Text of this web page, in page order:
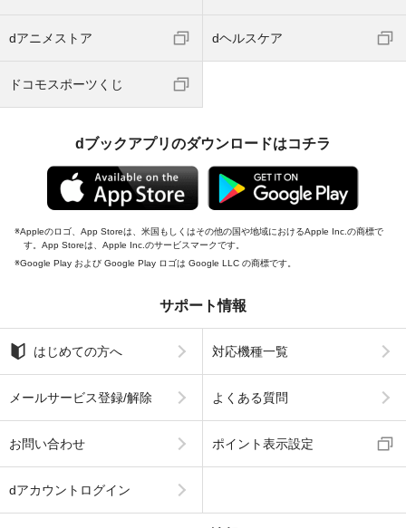
dアニメストア dヘルスケア
ドコモスポーツくじ
dブックアプリのダウンロードはコチラ
Appleのロゴ、App Storeは、米国もしくはその他の国や地域におけるApple Inc.の商標で
す。App Storeは、Apple Inc.のサービスマークです。
Google Play および Google Play ロゴは Google LLC の商標です。
サポート情報
はじめての方へ 対応機種一覧
メールサービス登録/解除 よくある質問
お問い合わせ ポイント表示設定
dアカウントログイン